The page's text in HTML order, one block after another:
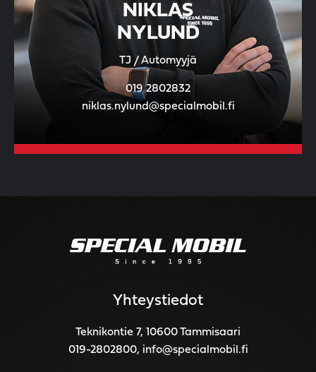
NIKLAS
NYLUND
TJ / Automyyjä
019 2802832
niklas.nylund@specialmobil.fi
Yhteystiedot
Teknikontie 7, 10600 Tammisaari
019-2802800, info@specialmobil.fi